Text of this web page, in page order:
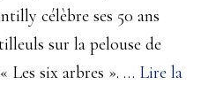
célèbre ses 50 ans
sur la pelouse de
Les six arbres ». … Lire la